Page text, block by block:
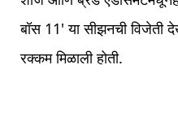
बॉस 11' या सीझनची विजेती
रक्कम मिळाली होती.